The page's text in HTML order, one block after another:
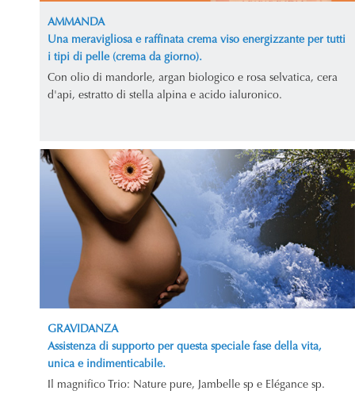
AMMANDA
Una meravigliosa e raffinata crema viso energizzante per tutti
i tipi di pelle (crema da giorno).
Con olio di mandorle, argan biologico e rosa selvatica, cera
d'api, estratto di stella alpina e acido ialuronico.
GRAVIDANZA
Assistenza di supporto per questa speciale fase della vita,
unica e indimenticabile.
Il magnifico Trio: Nature pure, Jambelle sp e Elégance sp.